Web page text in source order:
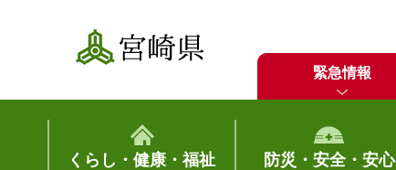
宮崎県
緊急情報
くらし・健康・福祉 防災・安全・安心